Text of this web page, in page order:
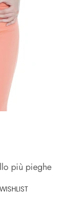
più pieghe